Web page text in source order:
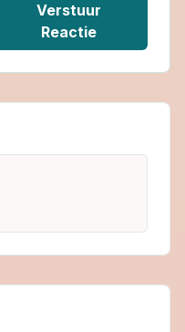
Verstuur
Reactie